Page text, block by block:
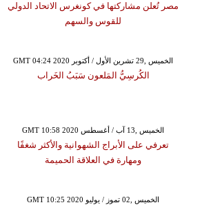
مصر تُعلن مشاركتها في كونغرس الاتحاد الدولي
للقوس والسهم
GMT 04:24 2020 الخميس ,29 تشرين الأول / أكتوبر
الكُرسِيُّ المَلعون سَبَبُ الخَراب
GMT 10:58 2020 الخميس ,13 آب / أغسطس
تعرفي على الأبراج الشهوانية والأكثر شغفًا
ومهارة في العلاقة الحميمة
GMT 10:25 2020 الخميس ,02 تموز / يوليو